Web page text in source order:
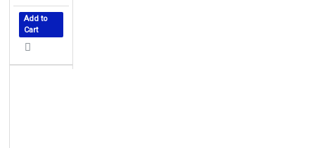
Add to
Cart